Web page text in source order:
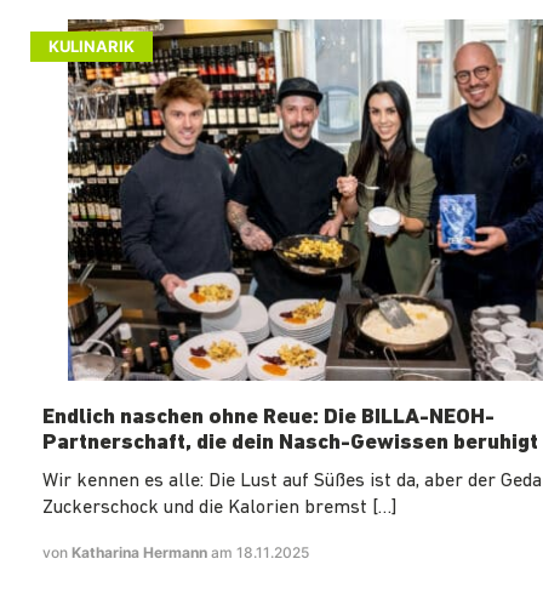
KULINARIK
Endlich naschen ohne Reue: Die BILLA-NEOH-
Partnerschaft, die dein Nasch-Gewissen beruhigt
Wir kennen es alle: Die Lust auf Süßes ist da, aber der
Zuckerschock und die Kalorien bremst […]
von Katharina Hermann am 18.11.2025